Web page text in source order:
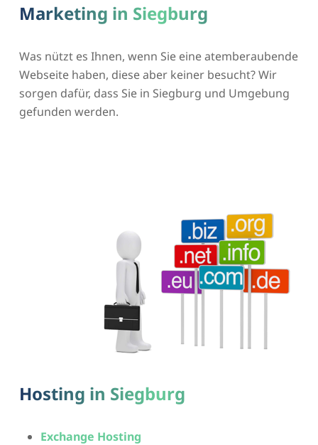
Marketing in Siegburg
Was nützt es Ihnen, wenn Sie eine atemberaubende
Webseite haben, diese aber keiner besucht? Wir
sorgen dafür, dass Sie in Siegburg und Umgebung
gefunden werden.
Hosting in Siegburg
Exchange Hosting